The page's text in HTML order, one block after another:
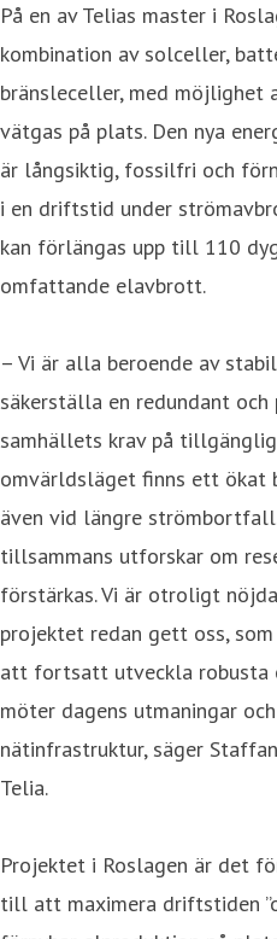
På en av Telias master i
kombination av solceller,
bränsleceller, med
vätgas på plats. Den nya
är långsiktig, fossilfri och
i en driftstid under
kan förlängas upp till 110
omfattande elavbrott.
– Vi är alla beroende av
säkerställa en redundant
samhällets krav på
omvärldsläget finns ett ökat
även vid längre
tillsammans utforskar om
förstärkas. Vi är otroligt
projektet redan gett oss,
att fortsatt utveckla robusta
möter dagens utmaningar
nätinfrastruktur, säger
Telia.
Projektet i Roslagen är det
till att maximera driftstiden